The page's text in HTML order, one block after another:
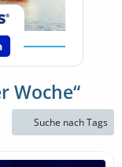
Woche“
Suche nach Tags